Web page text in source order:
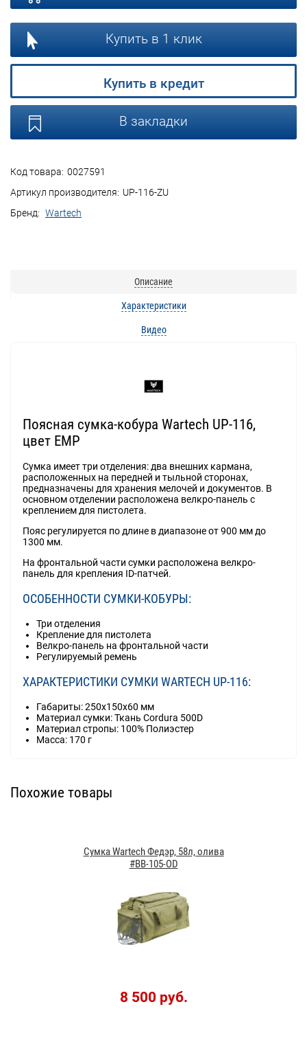
Код товара: 0027591
Артикул производителя: UP-116-ZU
Бренд: Wartech
Купить в 1 клик
Купить в кредит
В закладки
Описание
Характеристики
Видео
Поясная сумка-кобура Wartech UP-116,
цвет EMP
Сумка имеет три отделения: два внешних кармана,
расположенных на передней и тыльной сторонах,
предназначены для хранения мелочей и документов. В
основном отделении расположена велкро-панель с
креплением для пистолета.
Пояс регулируется по длине в диапазоне от 900 мм до
1300 мм.
На фронтальной части сумки расположена велкро-
панель для крепления ID-патчей.
ОСОБЕННОСТИ СУМКИ-КОБУРЫ:
Три отделения
Крепление для пистолета
Велкро-панель на фронтальной части
Регулируемый ремень
ХАРАКТЕРИСТИКИ СУМКИ WARTECH UP-116:
Габариты: 250x150x60 мм
Материал сумки: Ткань Cordura 500D
Материал стропы: 100% Полиэстер
Масса: 170 г
Похожие товары
Сумка Wartech Федэр, 58л, олива
#BB-105-OD
8 500 руб.